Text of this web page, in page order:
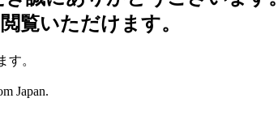
覧いただけます。
す。
Japan.